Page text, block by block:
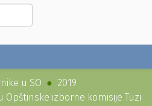
u SO
2019
izborne komisije Tuzi